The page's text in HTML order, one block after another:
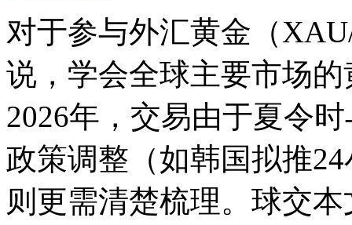
对于参与外汇黄金（
说，学会全球主要市场
2026年，交易由于夏令
政策调整（如韩国拟推
则更需清楚梳理。球交